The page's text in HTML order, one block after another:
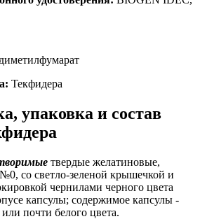
диметилфумарат
Текфидера
упаковка и состав
твердые желатиновые,
со светло-зеленой крышечкой и
чернилами черного цвета
капсулы; содержимое капсулы -
почти белого цвета.